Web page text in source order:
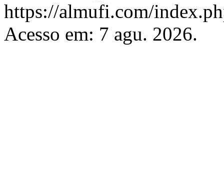
https://almufi.com/
Acesso em: 7 agu. 2026.